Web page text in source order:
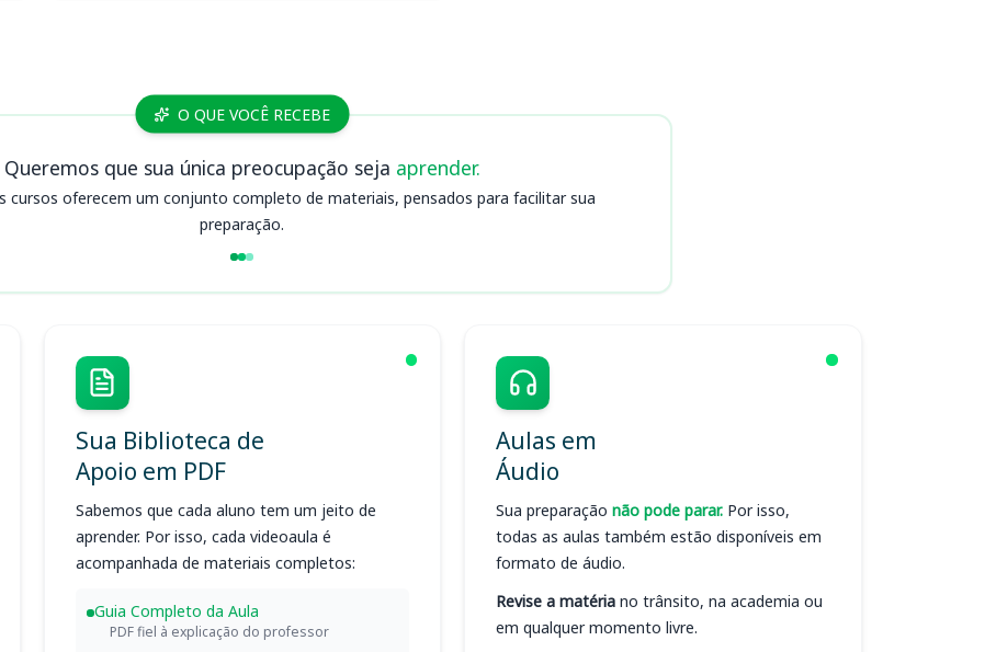
O QUE VOCÊ RECEBE
Queremos que sua única preocupação seja aprender.
cursos oferecem um conjunto completo de materiais, pensados para facilitar sua
preparação.
Sua Biblioteca de
Apoio em PDF
Sabemos que cada aluno tem um jeito de
aprender. Por isso, cada videoaula é
acompanhada de materiais completos:
Guia Completo da Aula
PDF fiel à explicação do professor
Aulas em
Áudio
Sua preparação não pode parar. Por isso,
todas as aulas também estão disponíveis em
formato de áudio.
Revise a matéria no trânsito, na academia ou
em qualquer momento livre.